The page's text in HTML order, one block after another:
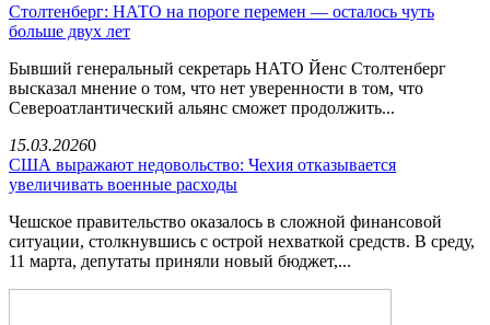
Столтенберг: НАТО на пороге перемен — осталось чуть
больше двух лет
Бывший генеральный секретарь НАТО Йенс Столтенберг
высказал мнение о том, что нет уверенности в том, что
Североатлантический альянс сможет продолжить...
15.03.20260
США выражают недовольство: Чехия отказывается
увеличивать военные расходы
Чешское правительство оказалось в сложной финансовой
ситуации, столкнувшись с острой нехваткой средств. В среду,
11 марта, депутаты приняли новый бюджет,...